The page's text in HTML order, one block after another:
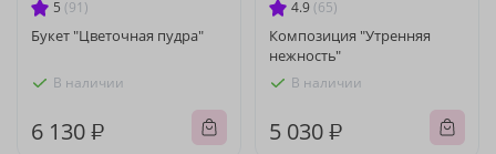
5 (91)
Букет "Цветочная пудра"
В наличии
6 130 ₽
4.9 (65)
Композиция "Утренняя
нежность"
В наличии
5 030 ₽